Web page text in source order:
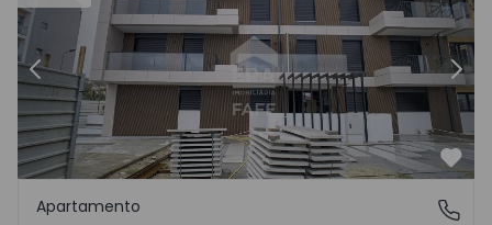
Anterior
Fafe, Braga
Apartamento